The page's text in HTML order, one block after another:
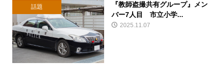
話題
『教師盗撮共有グループ』メン
バー7人目 市立小学...
2025.11.07